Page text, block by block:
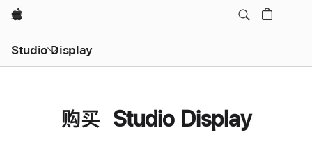
Apple
Studio Display
购买 Studio Display